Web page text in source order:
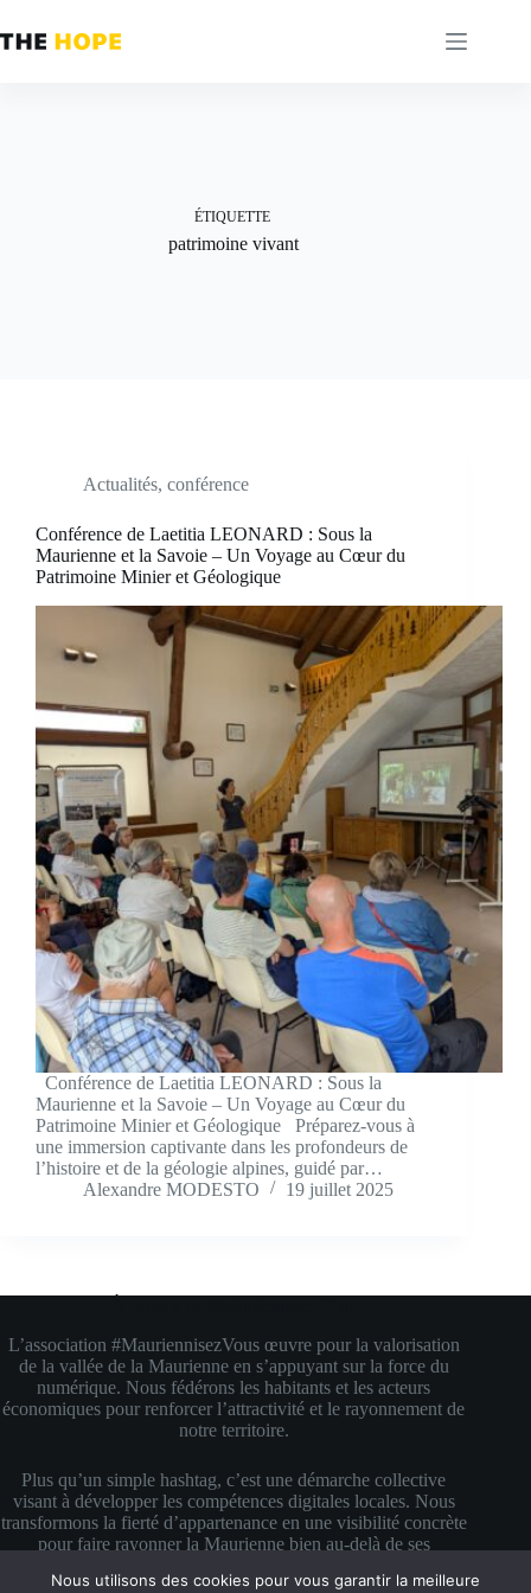
au
contenu
ÉTIQUETTE
patrimoine vivant
Actualités, conférence
Conférence de Laetitia LEONARD : Sous la
Maurienne et la Savoie – Un Voyage au Cœur du
Patrimoine Minier et Géologique
Conférence de Laetitia LEONARD : Sous la
Maurienne et la Savoie – Un Voyage au Cœur du
Patrimoine Minier et Géologique Préparez-vous à
une immersion captivante dans les profondeurs de
l’histoire et de la géologie alpines, guidé par…
Alexandre MODESTO
19 juillet 2025
L’association #MauriennisezVous œuvre pour la valorisation
de la vallée de la Maurienne en s’appuyant sur la force du
numérique. Nous fédérons les habitants et les acteurs
économiques pour renforcer l’attractivité et le rayonnement de
notre territoire.
Plus qu’un simple hashtag, c’est une démarche collective
visant à développer les compétences digitales locales. Nous
transformons la fierté d’appartenance en une visibilité concrète
pour faire rayonner la Maurienne bien au-delà de ses
Copyright © 2026 #MauriennisezVous — Propulsé avec
Nous utilisons des cookies pour vous garantir la meilleure